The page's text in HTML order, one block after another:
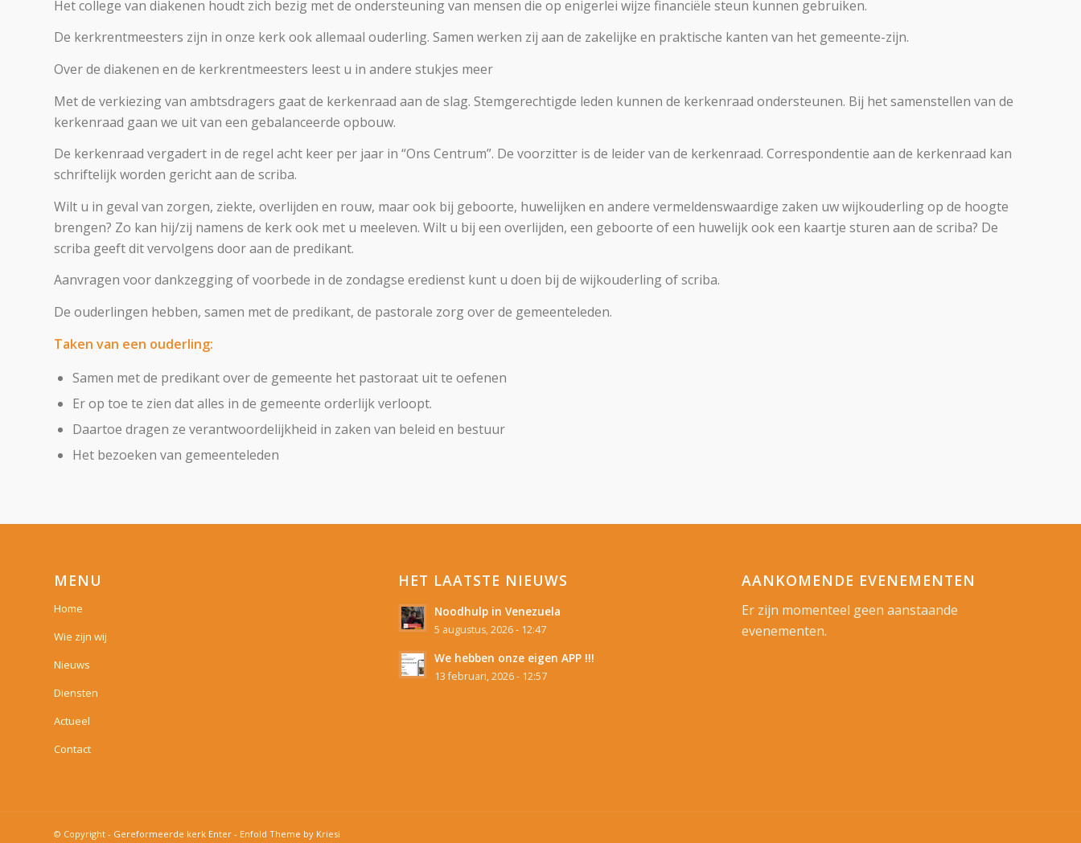
Het college van diakenen houdt zich bezig met de ondersteuning van mensen die op enigerlei wijze financiële steun kunnen gebruiken.
De kerkrentmeesters zijn in onze kerk ook allemaal ouderling. Samen werken zij aan de zakelijke en praktische kanten van het gemeente-zijn.
Over de diakenen en de kerkrentmeesters leest u in andere stukjes meer
Met de verkiezing van ambtsdragers gaat de kerkenraad aan de slag. Stemgerechtigde leden kunnen de kerkenraad ondersteunen. Bij het samenstellen van de
kerkenraad gaan we uit van een gebalanceerde opbouw.
De kerkenraad vergadert in de regel acht keer per jaar in “Ons Centrum”. De voorzitter is de leider van de kerkenraad. Correspondentie aan de kerkenraad kan
schriftelijk worden gericht aan de scriba.
Wilt u in geval van zorgen, ziekte, overlijden en rouw, maar ook bij geboorte, huwelijken en andere vermeldenswaardige zaken uw wijkouderling op de hoogte
brengen? Zo kan hij/zij namens de kerk ook met u meeleven. Wilt u bij een overlijden, een geboorte of een huwelijk ook een kaartje sturen aan de scriba? De
scriba geeft dit vervolgens door aan de predikant.
Aanvragen voor dankzegging of voorbede in de zondagse eredienst kunt u doen bij de wijkouderling of scriba.
De ouderlingen hebben, samen met de predikant, de pastorale zorg over de gemeenteleden.
Taken van een ouderling:
Samen met de predikant over de gemeente het pastoraat uit te oefenen
Er op toe te zien dat alles in de gemeente orderlijk verloopt.
Daartoe dragen ze verantwoordelijkheid in zaken van beleid en bestuur
Het bezoeken van gemeenteleden
MENU
Home
Wie zijn wij
Nieuws
Diensten
Actueel
Contact
HET LAATSTE NIEUWS
Noodhulp in Venezuela
5 augustus, 2026 - 12:47
We hebben onze eigen APP !!!
13 februari, 2026 - 12:57
AANKOMENDE EVENEMENTEN
Er zijn momenteel geen aanstaande
evenementen.
© Copyright - Gereformeerde kerk Enter - Enfold Theme by Kriesi